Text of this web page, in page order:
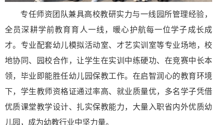
专任师资团队兼具高校教研实力与一线园所管理经验，
全员深耕学前教育育人一线，暖心护航每一位学子成长成
才。专业配套幼儿模拟活动室、才艺实训室等专业场地，校
地协同、园校合作，让学生在实训中练硬功、在竞赛中长本
领，毕业即能胜任幼儿园保教工作。在启智润心的教育环境
下，学生教师资格证通过率高、就业质量优，多名学子凭借
优质课堂教学设计、扎实保教能力，大量入职省内外优质幼
儿园，成为幼教行业中坚力量。